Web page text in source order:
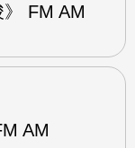
》 FM AM
AM